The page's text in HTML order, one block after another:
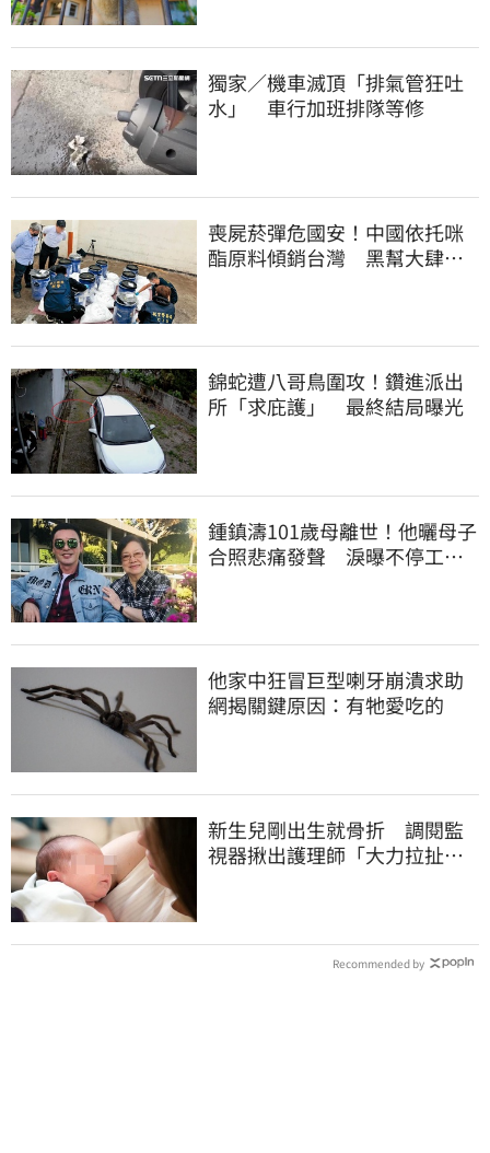
獨家／機車滅頂「排氣管狂吐
水」 車行加班排隊等修
喪屍菸彈危國安！中國依托咪
酯原料傾銷台灣 黑幫大肆走
錦蛇遭八哥鳥圍攻！鑽進派出
所「求庇護」 最終結局曝光
鍾鎮濤101歲母離世！他曬母子
合照悲痛發聲 淚曝不停工原
他家中狂冒巨型喇牙崩潰求助
網揭關鍵原因：有牠愛吃的
新生兒剛出生就骨折 調閱監
視器揪出護理師「大力拉扯、
Recommended by